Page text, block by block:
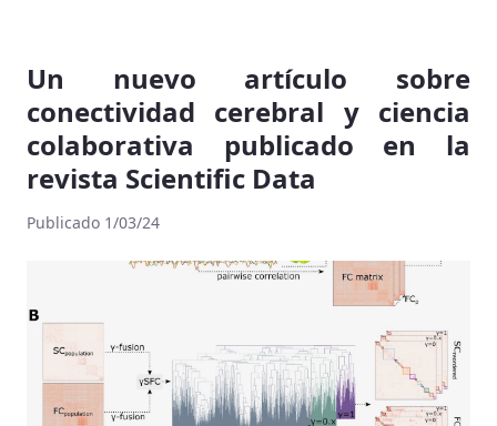
Un nuevo artículo sobre
conectividad cerebral y ciencia
colaborativa publicado en la
revista Scientific Data
Publicado 1/03/24